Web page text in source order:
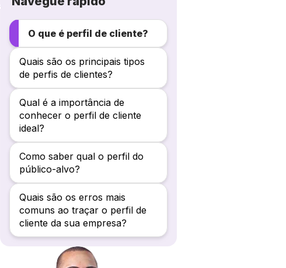
O que é perfil de cliente?
Quais são os principais tipos
de perfis de clientes?
Qual é a importância de
conhecer o perfil de cliente
ideal?
Como saber qual o perfil do
público-alvo?
Quais são os erros mais
comuns ao traçar o perfil de
cliente da sua empresa?